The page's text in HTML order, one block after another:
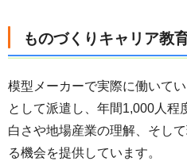
ものづくりキャリア教
模型メーカーで実際に働いて
として派遣し、年間1,000人程
白さや地場産業の理解、そし
る機会を提供しています。